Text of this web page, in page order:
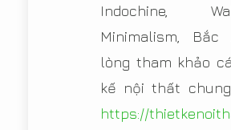
Indochine,
Minimalism, Bắc
lòng tham khảo
kế nội thất
https://